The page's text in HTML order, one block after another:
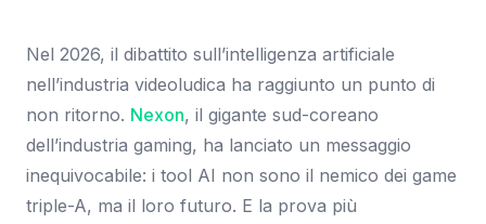
Nel 2026, il dibattito sull’intelligenza artificiale
nell’industria videoludica ha raggiunto un punto di
non ritorno. Nexon, il gigante sud-coreano
dell’industria gaming, ha lanciato un messaggio
inequivocabile: i tool AI non sono il nemico dei game
triple-A, ma il loro futuro. E la prova più